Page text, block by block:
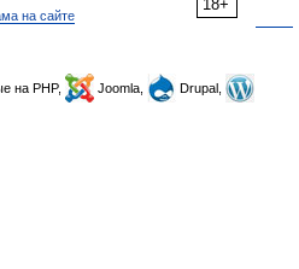
18+
на сайте
на PHP, Joomla,
Drupal,